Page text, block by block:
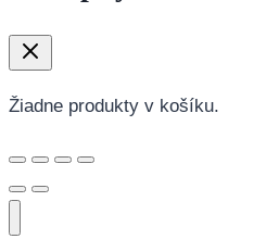
Žiadne produkty v košíku.